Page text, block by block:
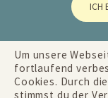
ICH
Um unsere
fortlaufend
Cookies. Durch
stimmst du der